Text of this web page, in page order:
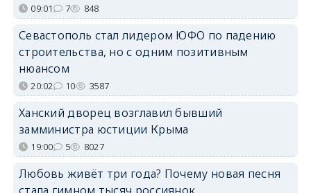
09:01 7 848
Севастополь стал лидером ЮФО по падению
строительства, но с одним позитивным
нюансом
20:02 10 3587
Ханский дворец возглавил бывший
замминистра юстиции Крыма
19:00 5 8027
Любовь живёт три года? Почему новая песня